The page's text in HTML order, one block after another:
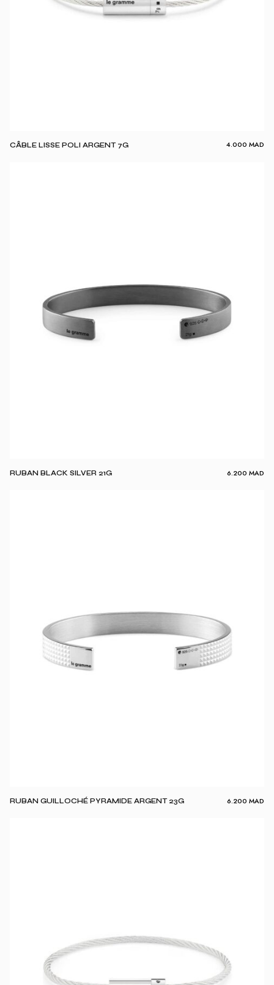
CÂBLE LISSE POLI ARGENT 7G 4.000 MAD
RUBAN BLACK SILVER 21G 6.200 MAD
RUBAN GUILLOCHÉ PYRAMIDE ARGENT 23G 6.200 MAD